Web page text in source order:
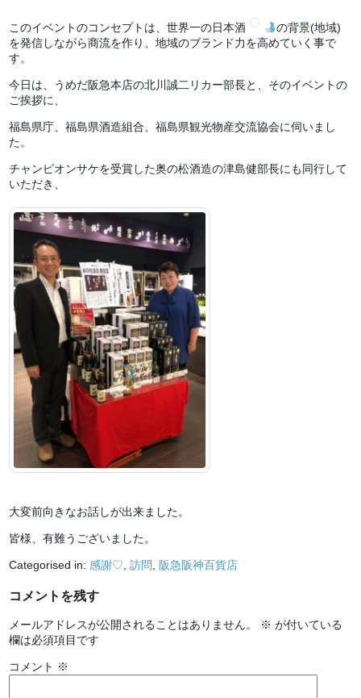
このイベントのコンセプトは、世界一の日本酒
の背景(地域)
を発信しながら商流を作り、地域のブランド力を高めていく事で
す。
今日は、うめだ阪急本店の北川誠二リカー部長と、そのイベントの
ご挨拶に、
福島県庁、福島県酒造組合、福島県観光物産交流協会に伺いまし
た。
チャンピオンサケを受賞した奥の松酒造の津島健部長にも同行して
いただき、
大変前向きなお話しが出来ました。
皆様、有難うございました。
Categorised in: 感謝♡,訪問, 阪急阪神百貨店
コメントを残す
メールアドレスが公開されることはありません。 ※ が付いている
欄は必須項目です
コメント ※